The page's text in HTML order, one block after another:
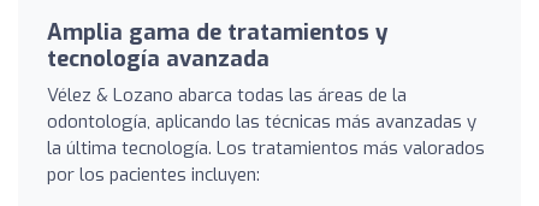
Amplia gama de tratamientos y
tecnología avanzada
Vélez & Lozano abarca todas las áreas de la
odontología, aplicando las técnicas más avanzadas y
la última tecnología. Los tratamientos más valorados
por los pacientes incluyen: